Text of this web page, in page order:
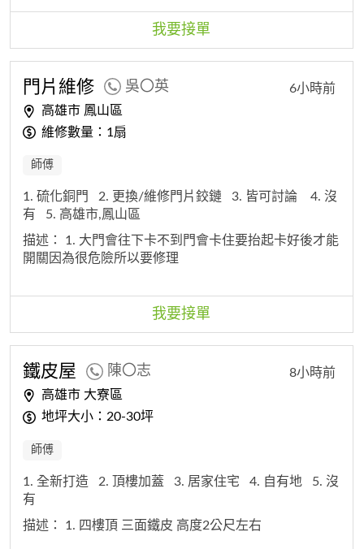
我要接單
門片維修 吳〇英
高雄市 鳳山區
維修數量：1扇
6小時前
師傅
1. 硫化銅門 2. 更換/維修門片鉸鏈 3. 皆可討論
4. 沒
有
5. 高雄市,鳳山區
描述： 1. 大門會往下卡不到門會卡住要抬起卡好後才能
開關因為很危險所以要修理
我要接單
鐵皮屋 陳〇志
高雄市 大寮區
地坪大小：20-30坪
8小時前
師傅
1. 全新打造 2. 頂樓加蓋 3. 居家住宅 4. 自有地
5. 沒
有
描述： 1. 四樓頂 三面鐵皮 高度2公尺左右